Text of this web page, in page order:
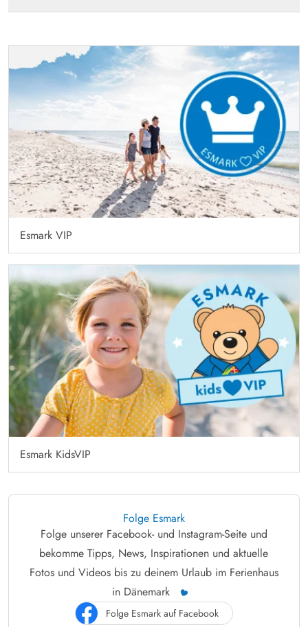
Esmark VIP
Esmark KidsVIP
Folge Esmark
Folge unserer Facebook- und Instagram-Seite und
bekomme Tipps, News, Inspirationen und aktuelle
Fotos und Videos bis zu deinem Urlaub im Ferienhaus
in Dänemark
Folge Esmark auf Facebook